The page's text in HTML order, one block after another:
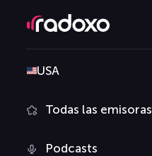
USA
Todas las emisoras
Podcasts